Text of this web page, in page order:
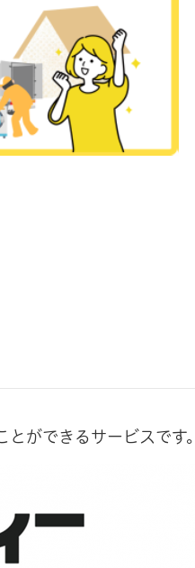
ができるサービスです。